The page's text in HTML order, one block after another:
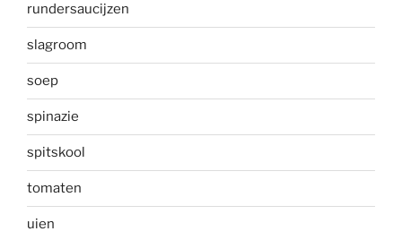
rundersaucijzen
slagroom
soep
spinazie
spitskool
tomaten
uien